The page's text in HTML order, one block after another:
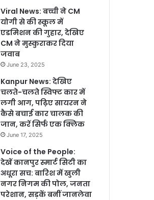
Viral News: बच्ची ने CM
योगी से की स्कूल में
एडमिशन की गुहार, देखिए
CM ने मुस्कुराकर दिया
जवाब
June 23, 2025
Kanpur News: देखिए
चलते-चलते स्विफ्ट कार में
लगी आग, पढ़िए सायरन ने
कैसे बचाई कार चालक की
जान, करें सिर्फ एक क्लिक
June 17, 2025
Voice of the People:
देखें कानपुर स्मार्ट सिटी का
अधूरा सच: बारिश में खुली
नगर निगम की पोल, जनता
परेशान, सड़कें बनीं जानलेवा